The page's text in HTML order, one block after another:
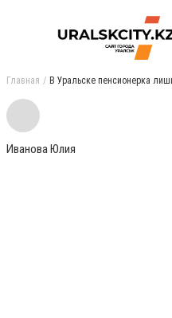
Главная В Уральске пенсионерка
Иванова Юлия